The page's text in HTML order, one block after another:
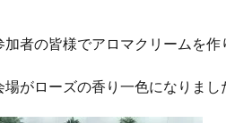
者の皆様でアロマクリームを作
がローズの香り一色になりまし